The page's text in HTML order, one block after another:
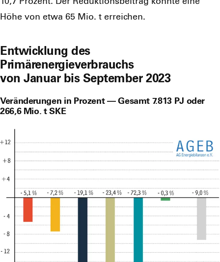
Höhe von etwa 65 Mio. t errei­chen.
Entwicklung des
Primärenergieverbrauchs
von Januar bis September 2023
Veränderungen in Prozent — Gesamt 7.813 PJ oder
266,6 Mio. t SKE